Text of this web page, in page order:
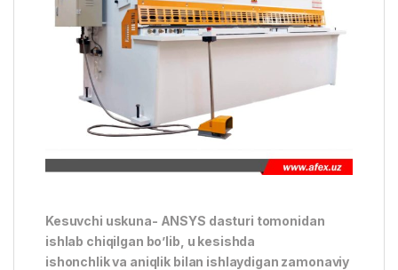
Kesuvchi uskuna- ANSYS dasturi tomonidan
ishlab chiqilgan bo’lib, u kesishda
ishonchlik va aniqlik bilan ishlaydigan zamonaviy